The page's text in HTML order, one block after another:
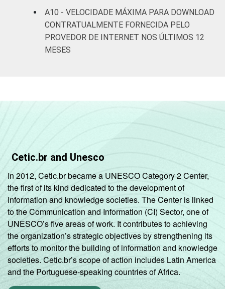
A10 - VELOCIDADE MÁXIMA PARA DOWNLOAD
CONTRATUALMENTE FORNECIDA PELO
PROVEDOR DE INTERNET NOS ÚLTIMOS 12
MESES
Cetic.br and Unesco
In 2012, Cetic.br became a UNESCO Category 2 Center,
the first of its kind dedicated to the development of
information and knowledge societies. The Center is linked
to the Communication and Information (CI) Sector, one of
UNESCO’s five areas of work. It contributes to achieving
the organization’s strategic objectives by strengthening its
efforts to monitor the building of information and knowledge
societies. Cetic.br’s scope of action includes Latin America
and the Portuguese-speaking countries of Africa.